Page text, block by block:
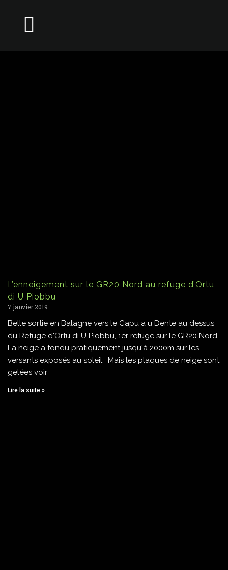
L’enneigement sur le GR20 Nord au refuge d’Ortu
di U Piobbu
7 janvier 2019
Belle sortie en Balagne vers le Capu a u Dente au dessus
du Refuge d'Ortu di U Piobbu, 1er refuge sur le GR20 Nord.
La neige à fondu pratiquement jusqu'à 2000m sur les
versants exposés au soleil. Mais les plaques de neige sont
gelées voir
Lire la suite »